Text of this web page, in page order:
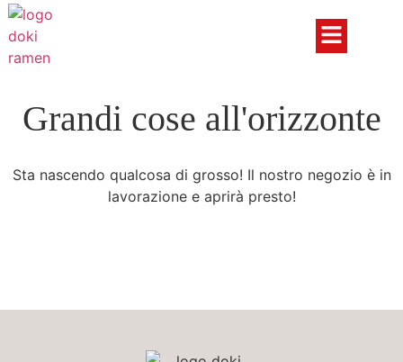
Grandi cose all'orizzonte
Sta nascendo qualcosa di grosso! Il nostro negozio è in
lavorazione e aprirà presto!